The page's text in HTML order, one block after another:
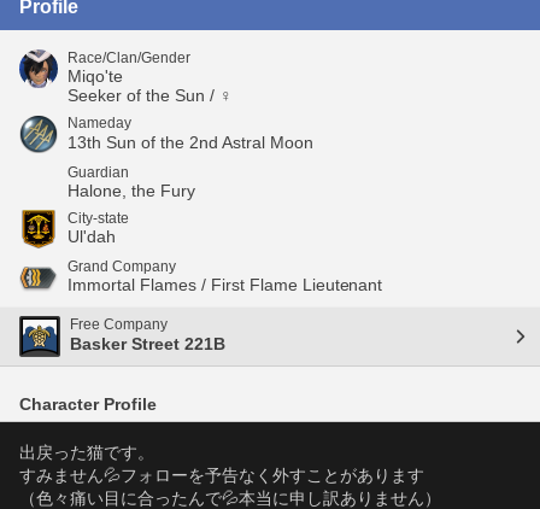
Profile
Race/Clan/Gender
Miqo'te
Seeker of the Sun / ♀
Nameday
13th Sun of the 2nd Astral Moon
Guardian
Halone, the Fury
City-state
Ul'dah
Grand Company
Immortal Flames / First Flame Lieutenant
Free Company
Basker Street 221B
Character Profile
出戻った猫です。
すみません💦フォローを予告なく外すことがあります
（色々痛い目に合ったんで💦本当に申し訳ありません）